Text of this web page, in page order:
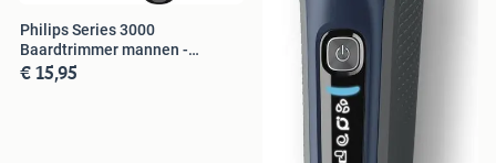
Philips Series 3000
Baardtrimmer mannen -
BT3620/15
€ 15,95